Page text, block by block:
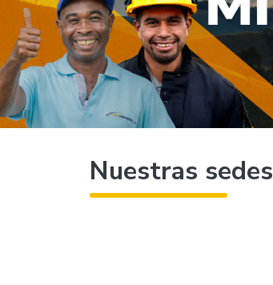
Nuestras sedes